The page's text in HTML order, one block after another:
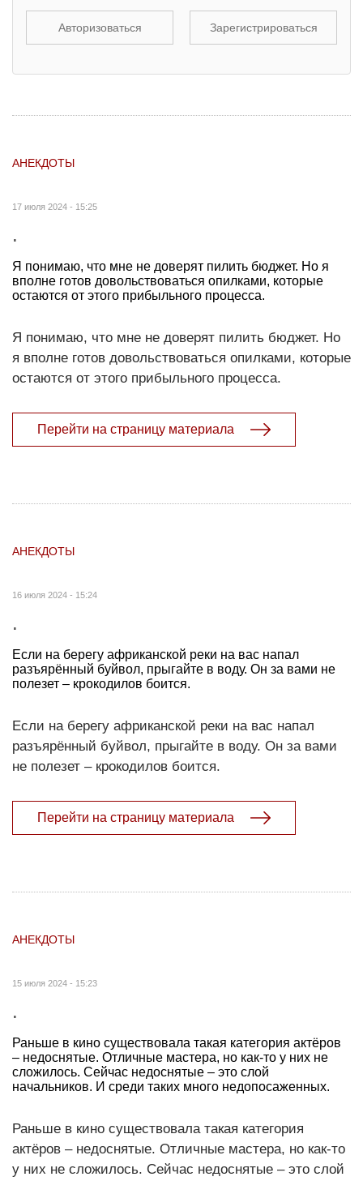
Авторизоваться Зарегистрироваться
АНЕКДОТЫ
17 июля 2024 - 15:25
.
Я понимаю, что мне не доверят пилить бюджет. Но я
вполне готов довольствоваться опилками, которые
остаются от этого прибыльного процесса.
Я понимаю, что мне не доверят пилить бюджет. Но
я вполне готов довольствоваться опилками, которые
остаются от этого прибыльного процесса.
Перейти на страницу материала
АНЕКДОТЫ
16 июля 2024 - 15:24
.
Если на берегу африканской реки на вас напал
разъярённый буйвол, прыгайте в воду. Он за вами не
полезет – крокодилов боится.
Если на берегу африканской реки на вас напал
разъярённый буйвол, прыгайте в воду. Он за вами
не полезет – крокодилов боится.
Перейти на страницу материала
АНЕКДОТЫ
15 июля 2024 - 15:23
.
Раньше в кино существовала такая категория актёров
– недоснятые. Отличные мастера, но как-то у них не
сложилось. Сейчас недоснятые – это слой
начальников. И среди таких много недопосаженных.
Раньше в кино существовала такая категория
актёров – недоснятые. Отличные мастера, но как-то
у них не сложилось. Сейчас недоснятые – это слой